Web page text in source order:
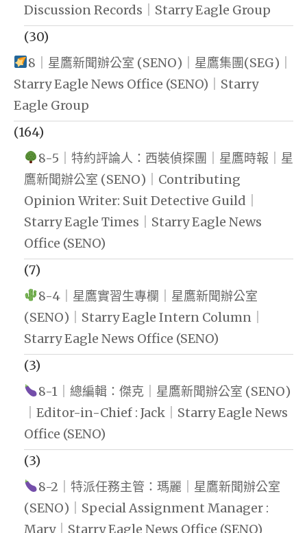
Discussion Records｜Starry Eagle Group
(30)
8｜星鷹新聞辦公室 (SENO)｜星鷹集團(SEG)｜
Starry Eagle News Office (SENO)｜Starry
Eagle Group
(164)
8-5｜特約評論人：西裝偵探團｜星鷹時報｜星
鷹新聞辦公室 (SENO)｜Contributing
Opinion Writer: Suit Detective Guild｜
Starry Eagle Times｜Starry Eagle News
Office (SENO)
(7)
8-4｜星鷹實習生專欄｜星鷹新聞辦公室
(SENO)｜Starry Eagle Intern Column｜
Starry Eagle News Office (SENO)
(3)
8-1｜總編輯：傑克｜星鷹新聞辦公室 (SENO)
｜Editor-in-Chief : Jack｜Starry Eagle News
Office (SENO)
(3)
8-2｜特派任務主管：瑪麗｜星鷹新聞辦公室
(SENO)｜Special Assignment Manager :
Mary｜Starry Eagle News Office (SENO)